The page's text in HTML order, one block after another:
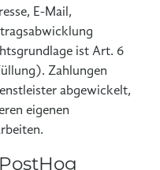
E-Mail,
ist Art. 6
Zahlungen
abgewickelt,
eigenen